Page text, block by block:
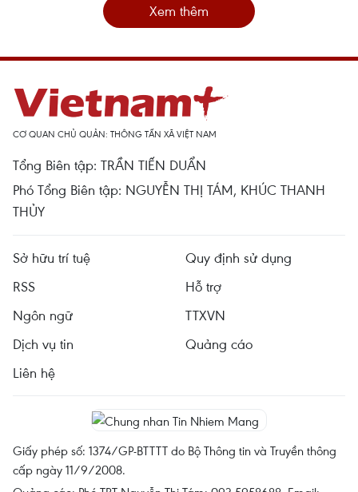
Xem thêm
CƠ QUAN CHỦ QUẢN: THÔNG TẤN XÃ VIỆT NAM
Tổng Biên tập: TRẦN TIẾN DUẨN
Phó Tổng Biên tập: NGUYỄN THỊ TÁM, KHÚC THANH
THỦY
Sở hữu trí tuệ
Quy định sử dụng
RSS
Hỗ trợ
Ngôn ngữ
TTXVN
Dịch vụ tin
Quảng cáo
Liên hệ
Giấy phép số: 1374/GP-BTTTT do Bộ Thông tin và Truyền thông
cấp ngày 11/9/2008.